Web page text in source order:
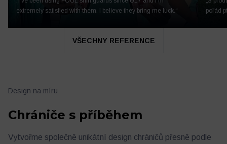
extremely satisfied with them. I believe they bring me luck.“
pořád
VŠECHNY REFERENCE
Design na míru
Chrániče s příběhem
Vytvořme společně unikátní design chráničů přesně podle